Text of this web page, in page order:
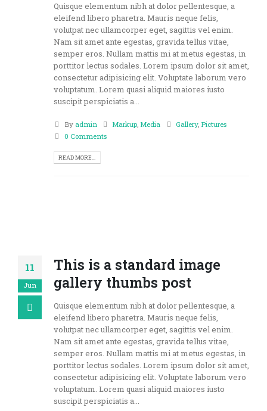
Quisque elementum nibh at dolor pellentesque, a
eleifend libero pharetra. Mauris neque felis,
volutpat nec ullamcorper eget, sagittis vel enim.
Nam sit amet ante egestas, gravida tellus vitae,
semper eros. Nullam mattis mi at metus egestas, in
porttitor lectus sodales. Lorem ipsum dolor sit amet,
consectetur adipisicing elit. Voluptate laborum vero
voluptatum. Lorem quasi aliquid maiores iusto
suscipit perspiciatis a...
By admin Markup, Media Gallery, Pictures
0 Comments
READ MORE...
11
Jun
This is a standard image
gallery thumbs post
Quisque elementum nibh at dolor pellentesque, a
eleifend libero pharetra. Mauris neque felis,
volutpat nec ullamcorper eget, sagittis vel enim.
Nam sit amet ante egestas, gravida tellus vitae,
semper eros. Nullam mattis mi at metus egestas, in
porttitor lectus sodales. Lorem ipsum dolor sit amet,
consectetur adipisicing elit. Voluptate laborum vero
voluptatum. Lorem quasi aliquid maiores iusto
suscipit perspiciatis a...